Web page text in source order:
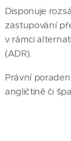
Disponuje
zastupování
v rámci
(ADR).
Právní
angličtině či